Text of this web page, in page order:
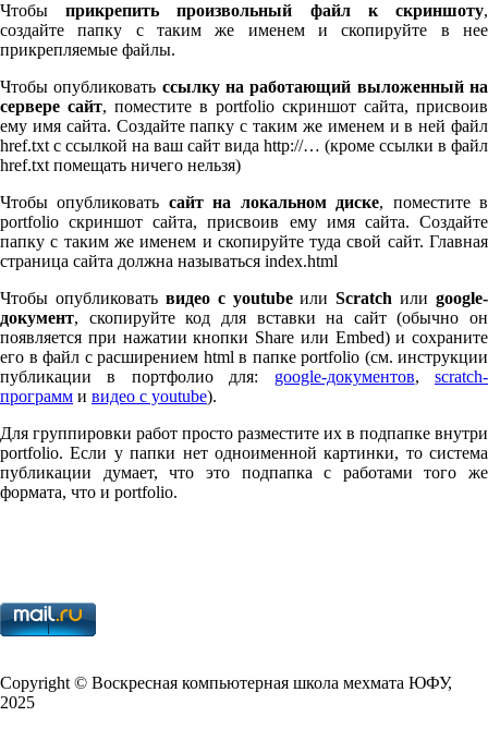
Чтобыприкрепить произвольный файл к скриншоту,
создайте папку с таким же именем и скопируйте в нее
прикрепляемые файлы.
Чтобы опубликовать ссылку на работающий выложенный на
сервере сайт, поместите в port­fo­lio скриншот сайта, присвоив
ему имя сайта. Создайте папку с таким же именем и в ней файл
href.txt с ссылкой на ваш сайт вида http://… (кроме ссылки в файл
href.txt помещать ничего нельзя)
Чтобы опубликовать сайт на локальном диске, поместите в
port­fo­lio скриншот сайта, присвоив ему имя сайта. Создайте
папку с таким же именем и скопируйте туда свой сайт. Главная
страница сайта должна называться index.html
Чтобы опубликовать видео с youtubeилиScratch или google-
документ, скопируйте код для вставки на сайт (обычно он
появляется при нажатии кнопки Share или Embed) и сохраните
его в файл с расширением html в папке port­fo­lio (см. инструкции
публикации в портфолио для: google-документов,scratch-
программ и видео с youtube).
Для группировки работ просто разместите их в подпапке внутри
port­fo­lio. Если у папки нет одноименной картинки, то система
публикации думает, что это подпапка с работами того же
формата, что и port­fo­lio.
Copy­right © Воскресная компьютерная школа мехмата ЮФУ,
2025